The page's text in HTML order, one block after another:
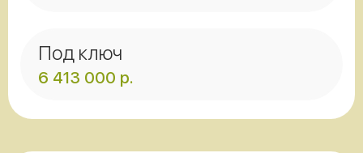
Под ключ
6 413 000 р.